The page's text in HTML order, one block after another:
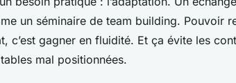
un séminaire de team building. Pouvoir
c’est gagner en fluidité. Et ça évite les
mal positionnées.